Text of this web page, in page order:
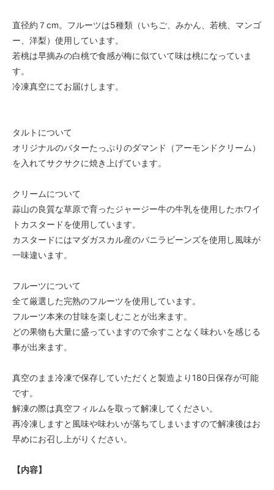
直径約７cm。フルーツは5種類（いちご、みかん、若桃、マンゴ
ー、洋梨）使用しています。
若桃は早摘みの白桃で食感が梅に似ていて味は桃になっていま
す。
冷凍真空にてお届けします。
タルトについて
オリジナルのバターたっぷりのダマンド（アーモンドクリーム）
を入れてサクサクに焼き上げています。
クリームについて
蒜山の良質な草原で育ったジャージー牛の牛乳を使用したホワイ
トカスタードを使用しています。
カスタードにはマダガスカル産のバニラビーンズを使用し風味が
一味違います。
フルーツについて
全て厳選した完熟のフルーツを使用しています。
フルーツ本来の甘味を楽しむことが出来ます。
どの果物も大量に盛っていますので余すことなく味わいを感じる
事が出来ます。
真空のまま冷凍で保存していただくと製造より180日保存が可能
です。
解凍の際は真空フィルムを取って解凍してください。
再冷凍しますと風味や味わいが落ちてしまいますので解凍後はお
早めにお召し上がりください。
【内容】